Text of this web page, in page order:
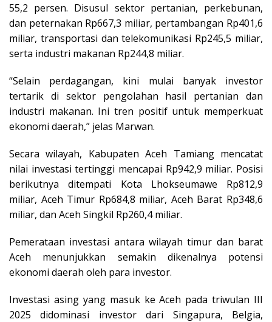
55,2 persen. Disusul sektor pertanian, perkebunan,
dan peternakan Rp667,3 miliar, pertambangan Rp401,6
miliar, transportasi dan telekomunikasi Rp245,5 miliar,
serta industri makanan Rp244,8 miliar.
“Selain perdagangan, kini mulai banyak investor
tertarik di sektor pengolahan hasil pertanian dan
industri makanan. Ini tren positif untuk memperkuat
ekonomi daerah,” jelas Marwan.
Secara wilayah, Kabupaten Aceh Tamiang mencatat
nilai investasi tertinggi mencapai Rp942,9 miliar. Posisi
berikutnya ditempati Kota Lhokseumawe Rp812,9
miliar, Aceh Timur Rp684,8 miliar, Aceh Barat Rp348,6
miliar, dan Aceh Singkil Rp260,4 miliar.
Pemerataan investasi antara wilayah timur dan barat
Aceh menunjukkan semakin dikenalnya potensi
ekonomi daerah oleh para investor.
Investasi asing yang masuk ke Aceh pada triwulan III
2025 didominasi investor dari Singapura, Belgia,